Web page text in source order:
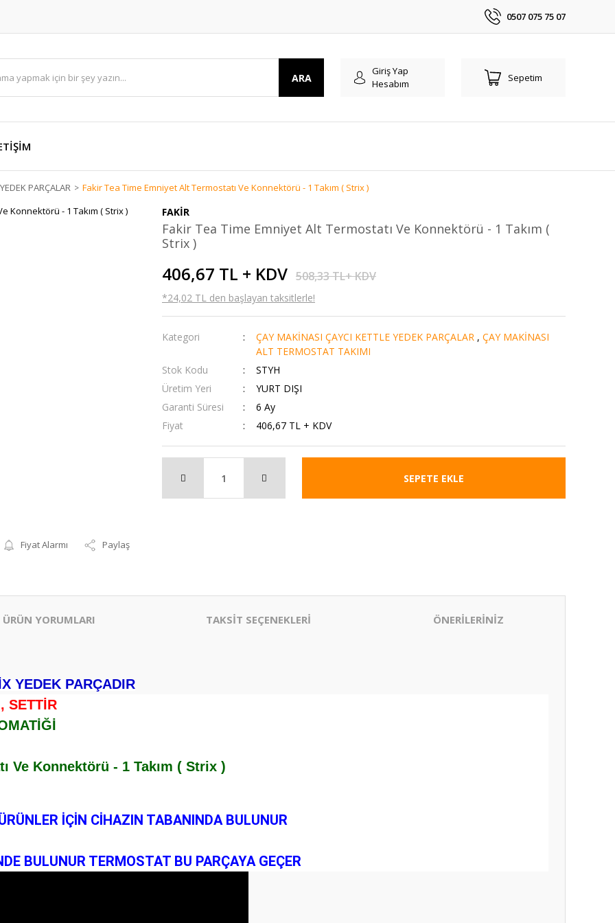
0507 075 75 07
ARA
Giriş Yap
Hesabım
Sepetim
PARÇALAR Fakir Tea Time Emniyet Alt Termostatı Ve Konnektörü - 1 Takım ( Strix )
Fiyat Alarmı Paylaş
FAKİR
Fakir Tea Time Emniyet Alt Termostatı Ve Konnektörü - 1 Takım (
Strix )
406,67 TL + KDV 508,33 TL+ KDV
*24,02 TL den başlayan taksitlerle!
Kategori ÇAY MAKİNASI ÇAYCI KETTLE YEDEK PARÇALAR , ÇAY MAKİNASI
ALT TERMOSTAT TAKIMI
Stok Kodu
STYH
Üretim Yeri
YURT DIŞI
Garanti Süresi
6 Ay
Fiyat
406,67 TL + KDV
SEPETE EKLE
ÜRÜN YORUMLARI TAKSİT SEÇENEKLERİ ÖNERİLERİNİZ
YEDEK PARÇADIR
SETTİR
Ve Konnektörü - 1 Takım ( Strix )
İÇİN CİHAZIN TABANINDA BULUNUR
BULUNUR TERMOSTAT BU PARÇAYA GEÇER